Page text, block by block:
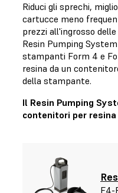
F4-
Riduci gli sprechi,
cartucce meno
prezzi all'ingrosso
Resin Pumping
stampanti Form 4 e
resina da un
della stampante.
Il Resin Pumping
contenitori per resina